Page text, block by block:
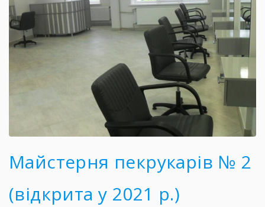
Майстерня пекрукарів № 2
(відкрита у 2021 р.)